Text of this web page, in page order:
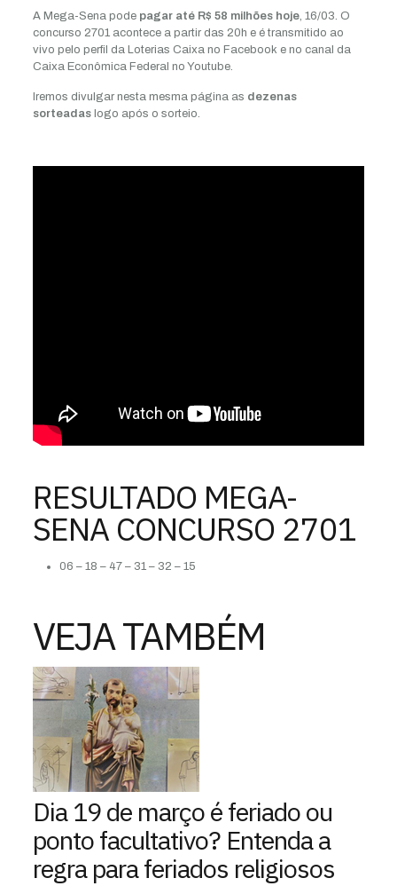
A Mega-Sena pode pagar até R$ 58 milhões hoje, 16/03. O
concurso 2701 acontece a partir das 20h e é transmitido ao
vivo pelo perfil da Loterias Caixa no Facebook e no canal da
Caixa Econômica Federal no Youtube.
Iremos divulgar nesta mesma página as dezenas
sorteadaslogo após o sorteio.
RESULTADO MEGA-
SENA CONCURSO 2701
06 – 18 – 47 – 31 – 32 – 15
VEJA TAMBÉM
Dia 19 de março é feriado ou
ponto facultativo? Entenda a
regra para feriados religiosos